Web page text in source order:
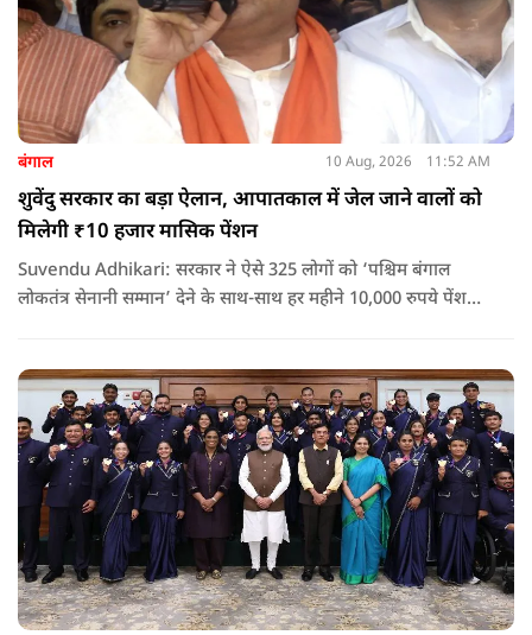
बंगाल 10 Aug, 2026 11:52 AM
शुवेंदु सरकार का बड़ा ऐलान, आपातकाल में जेल जाने वालों को
मिलेगी ₹10 हजार मासिक पेंशन
Suvendu Adhikari: सरकार ने ऐसे 325 लोगों को ‘पश्चिम बंगाल
लोकतंत्र सेनानी सम्मान’ देने के साथ-साथ हर महीने 10,000 रुपये पेंशन